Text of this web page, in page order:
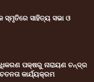
ସ୍ମୃତିରେ ସାହିତ୍ୟ ସଭା ଓ
ପକ୍ଷରୁ ନାରାୟଣ ଚନ୍ଦ୍ର
କାର୍ଯ୍ୟକ୍ରମ